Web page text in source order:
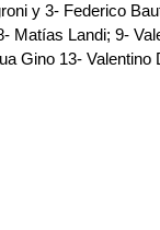
y 3- Federico
Landi; 9-
Gino 13-